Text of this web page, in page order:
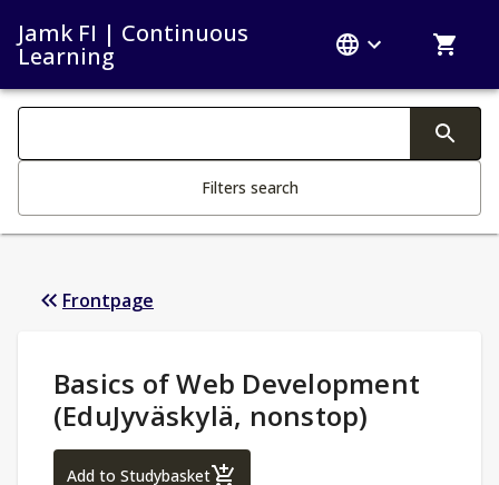
Jamk FI | Continuous
Learning
Search filters
Filters search
Frontpage
Study Details:
Basics of Web Development
(EduJyväskylä, nonstop)
Add to StudybasketBasics of Web Development